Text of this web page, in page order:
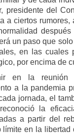
presidente del
a ciertos
un paso que
en las cuales
por encima de
en la
a la pandemia
jornada, el
la
a partir del
límite en la